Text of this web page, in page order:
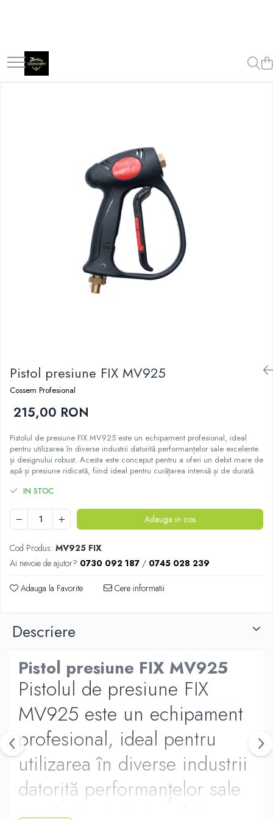
Pistol presiune FIX MV925
Cossem Profesional
215,00 RON
Pistolul de presiune FIX MV925 este un echipament profesional, ideal
pentru utilizarea în diverse industrii datorită performanțelor sale excelente
și designului robust. Acesta este conceput pentru a oferi un debit mare de
apă și presiune ridicată, fiind ideal pentru curățarea intensă și de durată.
IN STOC
Adauga in cos
Cod Produs: MV925 FIX
Ai nevoie de ajutor? 0730 092 187 / 0745 028 239
Adauga la Favorite Cere informatii
Descriere
Pistol presiune FIX MV925
Pistolul de presiune FIX
MV925 este un echipament
profesional, ideal pentru
utilizarea în diverse industrii
datorită performanțelor sale
excelente și designului